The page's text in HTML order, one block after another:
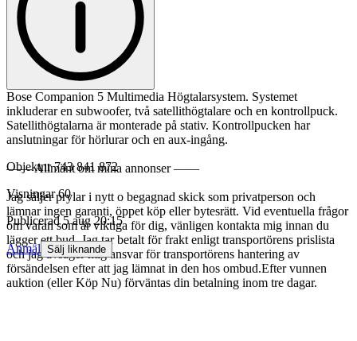
Bose Companion 5 Multimedia Högtalarsystem. Systemet
inkluderar en subwoofer, två satellithögtalare och en kontrollpuck.
Satellithögtalarna är monterade på stativ. Kontrollpucken har
anslutningar för hörlurar och en aux-ingång.
—— Allmänt om mina annonser ——
Jag säljer prylar i nytt o begagnad skick som privatperson och
lämnar ingen garanti, öppet köp eller bytesrätt. Vid eventuella frågor
om varan som är viktiga för dig, vänligen kontakta mig innan du
lägger ett bud. Jag tar betalt för frakt enligt transportörens prislista
och jag avsäger mig ansvar för transportörens hantering av
försändelsen efter att jag lämnat in den hos ombud.Efter vunnen
auktion (eller Köp Nu) förväntas din betalning inom tre dagar.
Objektnr 743 841 872
Visningar 60
Publicerad 5 aug 20:15
Anmäl Sälj liknande